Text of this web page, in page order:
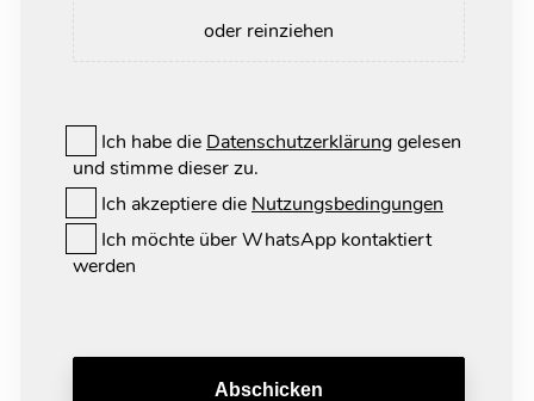
oder reinziehen
Ich habe die Datenschutzerklärunggelesen
und stimme dieser zu.
Ich akzeptiere die Nutzungsbedingungen
Ich möchte über WhatsApp kontaktiert
werden
Abschicken